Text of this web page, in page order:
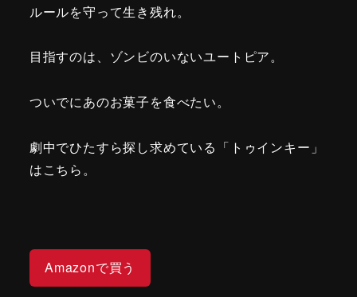
ルールを守って生き残れ。
目指すのは、ゾンビのいないユートピア。
ついでにあのお菓子を食べたい。
劇中でひたすら探し求めている「トゥインキー」
はこちら。
Amazonで買う